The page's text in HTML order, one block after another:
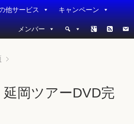
他サービス キャンペーン
メンバー
岡ツアーDVD完